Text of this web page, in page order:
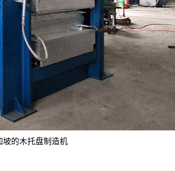
坡的木托盘制造机